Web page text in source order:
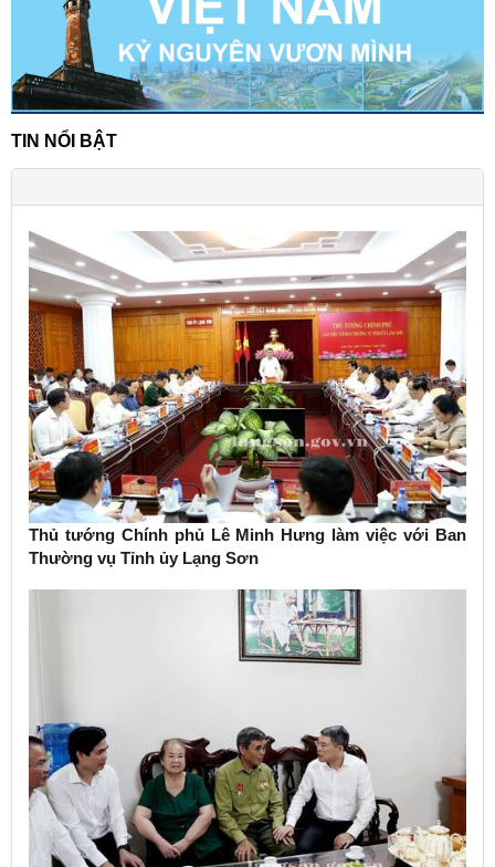
TIN NỔI BẬT
Thủ tướng Chính phủ Lê Minh Hưng làm việc với Ban
Thường vụ Tỉnh ủy Lạng Sơn